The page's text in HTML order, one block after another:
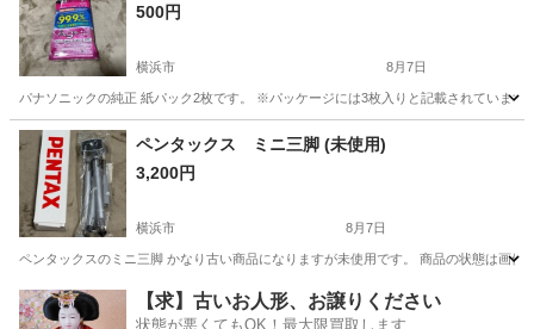
500円
横浜市 8月7日
パナソニックの純正 紙パック2枚です。 ※パッケージには3枚入りと記載されています
神奈川 横浜市 生活家電 パナソニック
ペンタックス ミニ三脚 (未使用)
3,200円
横浜市 8月7日
ペンタックスのミニ三脚 かなり古い商品になりますが未使用です。 商品の状態は画
神奈川 カメラ ペンタックス
【求】古いお人形、お譲りください
状態が悪くてもOK！最大限買取します